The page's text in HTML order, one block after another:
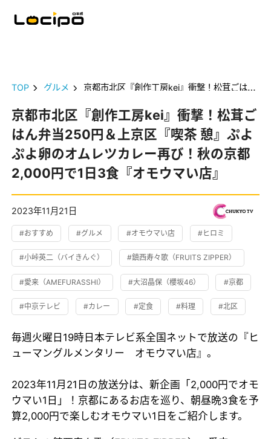
TOP グルメ 京都市北区『創作工房kei』衝撃！松茸ごはん弁当250円＆上京区『喫茶 憩』ぷよぷよ卵のオムレツカレー再び！秋の京都 2,000円で1日3食『オモウマい店』
京都市北区『創作工房kei』衝撃！松茸ご
はん弁当250円＆上京区『喫茶 憩』ぷよ
ぷよ卵のオムレツカレー再び！秋の京都
2,000円で1日3食『オモウマい店』
2023年11月21日
#おすすめ #グルメ #オモウマい店 #ヒロミ
#小峠英二（バイきんぐ） #鎮西寿々歌（FRUITS ZIPPER）
#愛来（AMEFURASSHI） #大沼晶保（櫻坂46） #京都
#中京テレビ #カレー #定食 #料理 #北区
毎週火曜日19時日本テレビ系全国ネットで放送の『ヒ
ューマングルメンタリー オモウマい店』。
2023年11月21日の放送分は、新企画「2,000円でオモ
ウマい1日」！京都にあるお店を巡り、朝昼晩3食を予
算2,000円で楽しむオモウマい1日をご紹介します。